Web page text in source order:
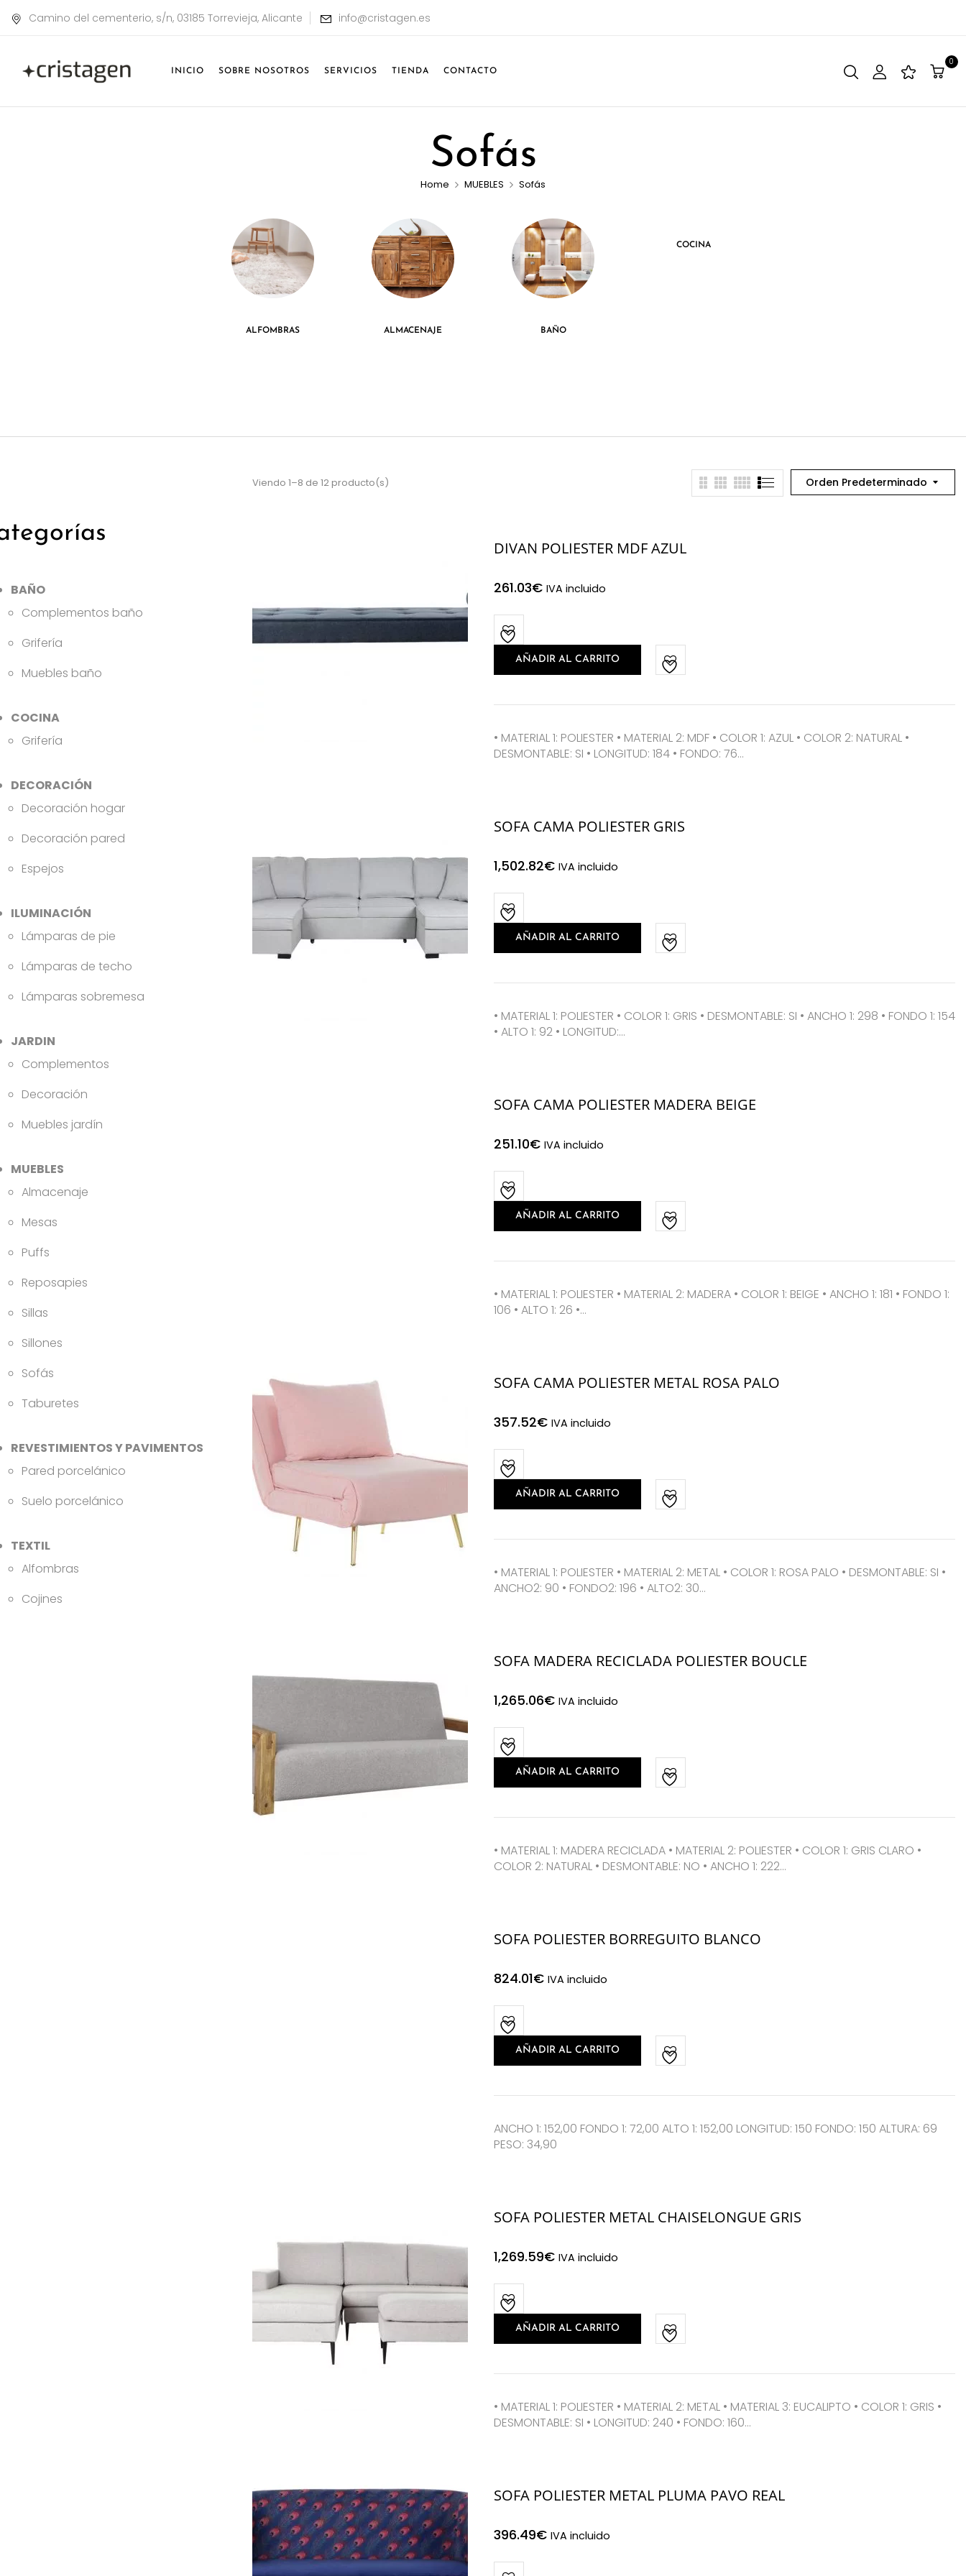
Camino del cementerio, s/n, 03185 Torrevieja, Alicante info@cristagen.es
INICIO SOBRE NOSOTROS SERVICIOS TIENDA CONTACTO
0
Sofás
Home MUEBLES Sofás
ALFOMBRAS ALMACENAJE BAÑO
COCINA
BAÑO
Complementos baño
Grifería
Muebles baño
COCINA
Grifería
DECORACIÓN
Decoración hogar
Decoración pared
Espejos
ILUMINACIÓN
Lámparas de pie
Lámparas de techo
Lámparas sobremesa
JARDIN
Complementos
Decoración
Muebles jardín
MUEBLES
Almacenaje
Mesas
Puffs
Reposapies
Sillas
Sillones
Sofás
Taburetes
REVESTIMIENTOS Y PAVIMENTOS
Pared porcelánico
Suelo porcelánico
TEXTIL
Alfombras
Cojines
Orden Predeterminado
Viendo 1–8 de 12 producto(s)
DIVAN POLIESTER MDF AZUL
261.03€ IVA incluido
AÑADIR AL CARRITO
• MATERIAL 1: POLIESTER • MATERIAL 2: MDF • COLOR 1: AZUL • COLOR 2: NATURAL •
DESMONTABLE: SI • LONGITUD: 184 • FONDO: 76…
SOFA CAMA POLIESTER GRIS
1,502.82€ IVA incluido
AÑADIR AL CARRITO
• MATERIAL 1: POLIESTER • COLOR 1: GRIS • DESMONTABLE: SI • ANCHO 1: 298 • FONDO 1: 154
• ALTO 1: 92 • LONGITUD:…
SOFA CAMA POLIESTER MADERA BEIGE
251.10€ IVA incluido
AÑADIR AL CARRITO
• MATERIAL 1: POLIESTER • MATERIAL 2: MADERA • COLOR 1: BEIGE • ANCHO 1: 181 • FONDO 1:
106 • ALTO 1: 26 •…
SOFA CAMA POLIESTER METAL ROSA PALO
357.52€ IVA incluido
AÑADIR AL CARRITO
• MATERIAL 1: POLIESTER • MATERIAL 2: METAL • COLOR 1: ROSA PALO • DESMONTABLE: SI •
ANCHO2: 90 • FONDO2: 196 • ALTO2: 30…
SOFA MADERA RECICLADA POLIESTER BOUCLE
1,265.06€ IVA incluido
AÑADIR AL CARRITO
• MATERIAL 1: MADERA RECICLADA • MATERIAL 2: POLIESTER • COLOR 1: GRIS CLARO •
COLOR 2: NATURAL • DESMONTABLE: NO • ANCHO 1: 222…
SOFA POLIESTER BORREGUITO BLANCO
824.01€ IVA incluido
AÑADIR AL CARRITO
ANCHO 1: 152,00 FONDO 1: 72,00 ALTO 1: 152,00 LONGITUD: 150 FONDO: 150 ALTURA: 69
PESO: 34,90
SOFA POLIESTER METAL CHAISELONGUE GRIS
1,269.59€ IVA incluido
AÑADIR AL CARRITO
• MATERIAL 1: POLIESTER • MATERIAL 2: METAL • MATERIAL 3: EUCALIPTO • COLOR 1: GRIS •
DESMONTABLE: SI • LONGITUD: 240 • FONDO: 160…
SOFA POLIESTER METAL PLUMA PAVO REAL
396.49€ IVA incluido